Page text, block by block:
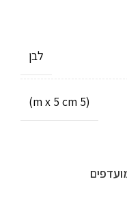
לבן
(5 m x 5 cm)